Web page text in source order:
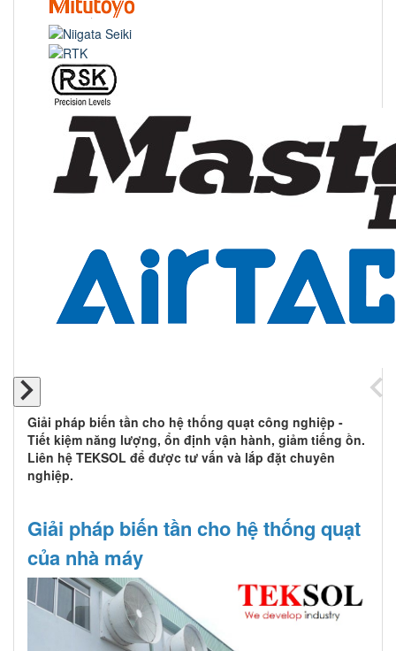
Giải pháp biến tần cho hệ thống quạt công nghiệp -
Tiết kiệm năng lượng, ổn định vận hành, giảm tiếng ồn.
Liên hệ TEKSOL để được tư vấn và lắp đặt chuyên
nghiệp.
Giải pháp biến tần cho hệ thống quạt
của nhà máy